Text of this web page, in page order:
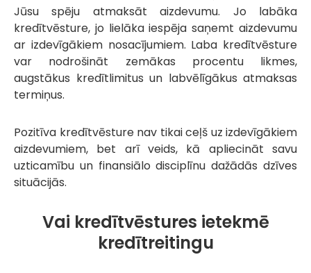
Jūsu spēju atmaksāt aizdevumu. Jo labāka
kredītvēsture, jo lielāka iespēja saņemt aizdevumu
ar izdevīgākiem nosacījumiem. Laba kredītvēsture
var nodrošināt zemākas procentu likmes,
augstākus kredītlimitus un labvēlīgākus atmaksas
termiņus.
Pozitīva kredītvēsture nav tikai ceļš uz izdevīgākiem
aizdevumiem, bet arī veids, kā apliecināt savu
uzticamību un finansiālo disciplīnu dažādās dzīves
situācijās.
Vai kredītvēstures ietekmē
kredītreitingu